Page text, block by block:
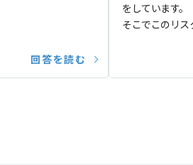
回答を読む
をしています。
そこでこのリ
した新会社を